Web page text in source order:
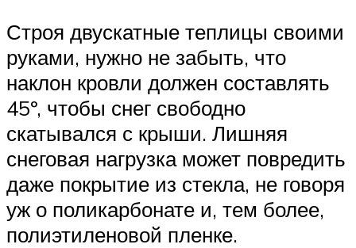
Строя двускатные теплицы своими
руками, нужно не забыть, что
наклон кровли должен составлять
45º, чтобы снег свободно
скатывался с крыши. Лишняя
снеговая нагрузка может повредить
даже покрытие из стекла, не говоря
уж о поликарбонате и, тем более,
полиэтиленовой пленке.